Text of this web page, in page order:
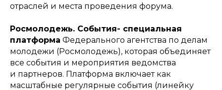
отраслей и места проведения форума.
Росмолодежь. События- специальная
платформа Федерального агентства по делам
молодежи (Росмолодежь), которая объединяет
все события и мероприятия ведомства
и партнеров. Платформа включает как
масштабные регулярные события (линейку